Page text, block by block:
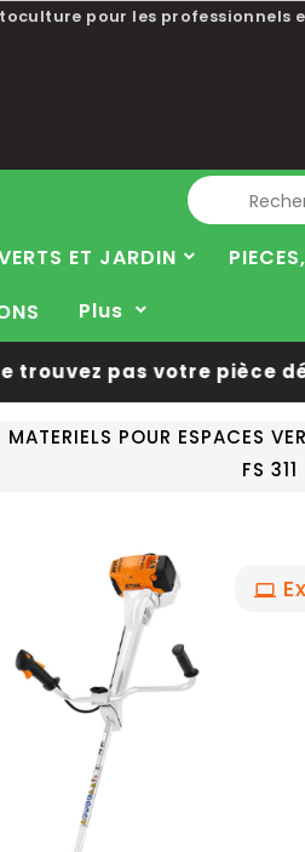
pour les professionnels
ET JARDIN
Plus
pas votre pièce
MATERIELS POUR ESPACES
FS